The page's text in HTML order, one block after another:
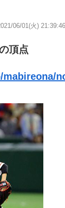
06/01(火)
頂点
mabireona/